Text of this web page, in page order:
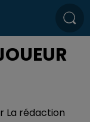
La rédaction